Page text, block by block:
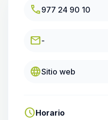
call977 24 90 10
email-
languageSitio web
scheduleHorario